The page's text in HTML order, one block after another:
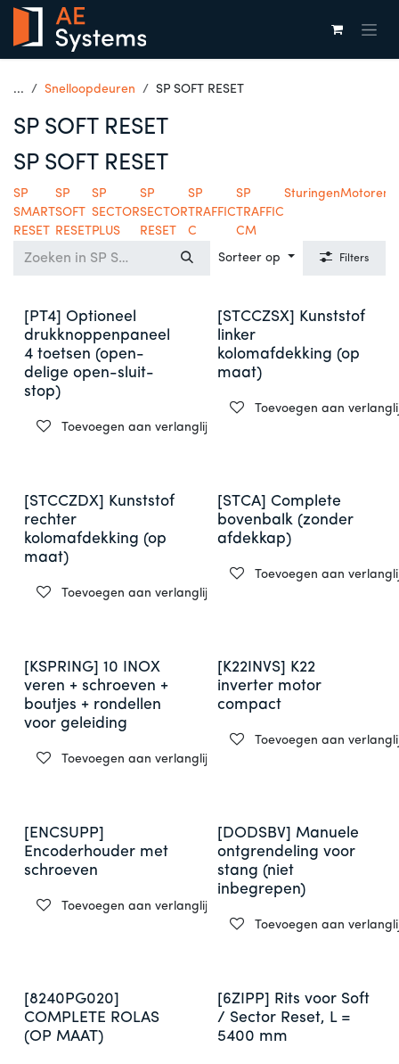
Overslaan naar inhoud
... Snelloopdeuren SP SOFT RESET
SP SOFT RESET
SP SOFT RESET
SP
SMART
RESET
SP
SOFT
RESET
SP
SECTOR
PLUS
SP
SECTOR
RESET
SP
TRAFFIC
C
SP
TRAFFIC
CM
SturingenMotoren
Sorteer op Filters
[PT4] Optioneel
drukknoppenpaneel
4 toetsen (open-
delige open-sluit-
stop)
Toevoegen aan verlanglijst
[STCCZSX] Kunststof
linker
kolomafdekking (op
maat)
Toevoegen aan
[STCCZDX] Kunststof
rechter
kolomafdekking (op
maat)
Toevoegen aan verlanglijst
[STCA] Complete
bovenbalk (zonder
afdekkap)
Toevoegen aan
[KSPRING] 10 INOX
veren + schroeven +
boutjes + rondellen
voor geleiding
Toevoegen aan verlanglijst
[K22INVS] K22
inverter motor
compact
Toevoegen aan
[ENCSUPP]
Encoderhouder met
schroeven
Toevoegen aan verlanglijst
[DODSBV] Manuele
ontgrendeling voor
stang (niet
inbegrepen)
Toevoegen aan
[8240PG020]
COMPLETE ROLAS
(OP MAAT)
[6ZIPP] Rits voor Soft
/ Sector Reset, L =
5400 mm